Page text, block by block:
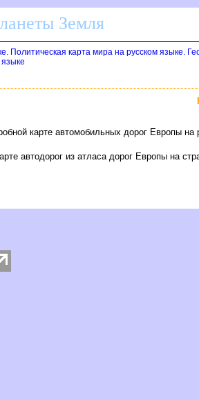
Земля
Политическая карта мира на русском языке.
карте автомобильных дорог Европы
автодорог из атласа дорог Европы на